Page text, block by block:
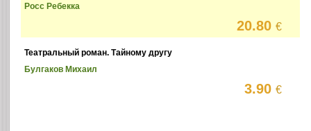
Росс Ребекка
20.80€
Театральный роман. Тайному другу
Булгаков Михаил
3.90€